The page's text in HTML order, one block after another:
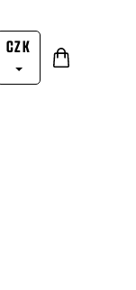
CZK Nákupní